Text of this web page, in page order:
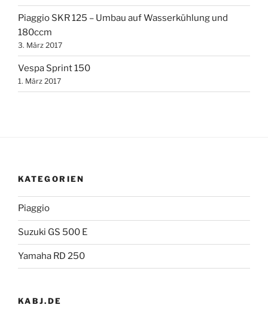
Piaggio SKR 125 – Umbau auf Wasserkühlung und
180ccm
3. März 2017
Vespa Sprint 150
1. März 2017
KATEGORIEN
Piaggio
Suzuki GS 500 E
Yamaha RD 250
KABJ.DE